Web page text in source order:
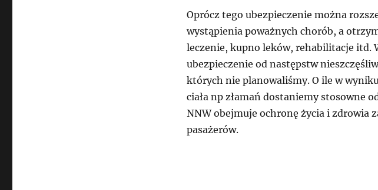
Oprócz tego ubezpieczenie można
wystąpienia poważnych chorób, a
leczenie, kupno leków, rehabilitacje itd.
ubezpieczenie od następstw
których nie planowaliśmy. O ile w
ciała np złamań dostaniemy stosowne
NNW obejmuje ochronę życia i zdrowia
pasażerów.